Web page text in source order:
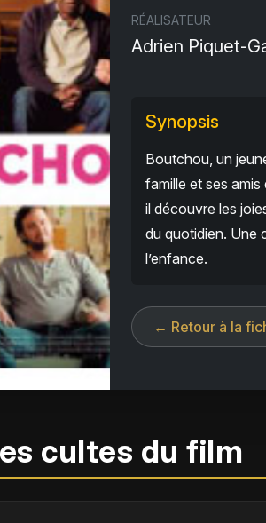
RÉALISATEUR
Adrien Piquet-
Synopsis
Boutchou, un
famille et ses
il découvre les
du quotidien. Une
l’enfance.
← Retour à la
cultes du film